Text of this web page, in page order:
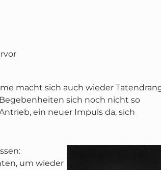
macht sich auch wieder
sich noch nicht so
ein neuer Impuls da, sich
um wieder